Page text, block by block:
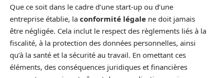
Que ce soit dans le cadre d’une start-up ou d’une
entreprise établie, la conformité légale ne doit jamais
être négligée. Cela inclut le respect des règlements liés à la
fiscalité, à la protection des données personnelles, ainsi
qu’à la santé et la sécurité au travail. En omettant ces
éléments, des conséquences juridiques et financières